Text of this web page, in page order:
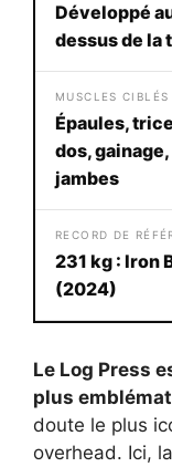
Développé
dessus de la
MUSCLES CIBLÉS
Épaules,
dos, gainage,
jambes
RECORD DE
231 kg : Iron
(2024)
Le Log Press
plus
doute le plus
overhead. Ici,